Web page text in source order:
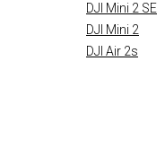
DJI Mini 2 SE
DJI Mini 2
DJI Air 2s